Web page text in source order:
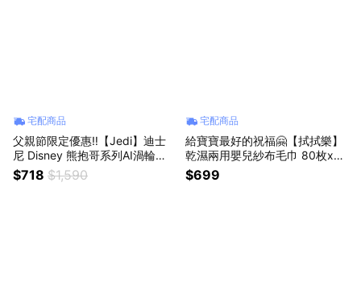
宅配商品
父親節限定優惠‼️【Jedi】迪士
尼 Disney 熊抱哥系列AI渦輪掛
脖風扇✨自帶巨星風彩✨聖誕禮
物 交換禮物 聖誕節 (SHOPPING
$718 $1,590
宅配商品
給寶寶最好的祝福🤗【拭拭樂】
乾濕兩用嬰兒紗布毛巾 80枚x12
盒-箱購 爸媽的小幫手💪 (Shopp
ing99)
$699